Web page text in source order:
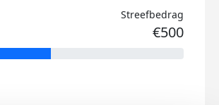
Streefbedrag
€500